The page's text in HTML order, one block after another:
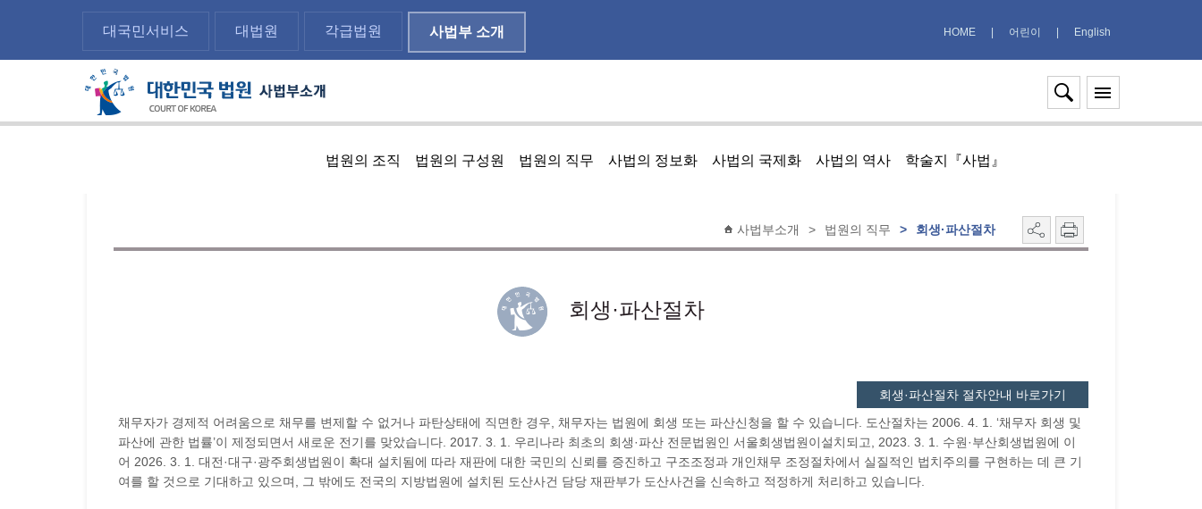
대국민서비스 대법원 각급법원 사법부 소개 HOME 어린이 English
법원의 조직 법원의 구성원 법원의 직무 사법의 정보화 사법의 국제화 사법의 역사 학술지『사법』
메뉴전체보기
사법부소개 > 법원의 직무 > 회생·파산절차
회생·파산절차
회생·파산절차 절차안내 바로가기
채무자가 경제적 어려움으로 채무를 변제할 수 없거나 파탄상태에 직면한 경우, 채무자는 법원에 회생 또는 파산신청을 할 수 있습니다. 도산절차는 2006. 4. 1. ‘채무자 회생 및
파산에 관한 법률’이 제정되면서 새로운 전기를 맞았습니다. 2017. 3. 1. 우리나라 최초의 회생·파산 전문법원인 서울회생법원이설치되고, 2023. 3. 1. 수원·부산회생법원에 이
어 2026. 3. 1. 대전·대구·광주회생법원이 확대 설치됨에 따라 재판에 대한 국민의 신뢰를 증진하고 구조조정과 개인채무 조정절차에서 실질적인 법치주의를 구현하는 데 큰 기
여를 할 것으로 기대하고 있으며, 그 밖에도 전국의 지방법원에 설치된 도산사건 담당 재판부가 도산사건을 신속하고 적정하게 처리하고 있습니다.